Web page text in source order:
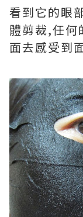
看到它的眼
體剪裁,任何
面去感受到